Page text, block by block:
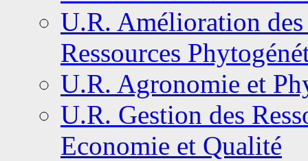
U.R. Amélioration
Ressources
U.R. Agronomie et
U.R. Gestion des
Economie et Qualité